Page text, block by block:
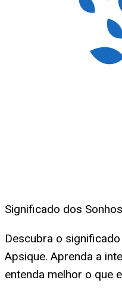
Significado dos Sonhos
Descubra o
Apsique. Aprenda a
entenda melhor o que